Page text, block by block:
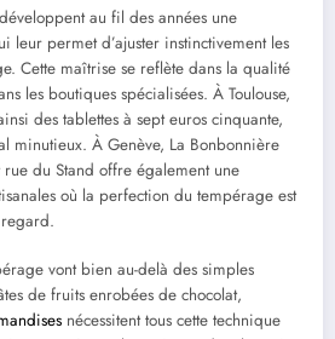
au fil des années une
leur permet d’ajuster instinctivement les
Cette maîtrise se reflète dans la qualité
les boutiques spécialisées. À Toulouse,
des tablettes à sept euros cinquante,
minutieux. À Genève, La Bonbonnière
du Stand offre également une
où la perfection du tempérage est
vont bien au-delà des simples
de fruits enrobées de chocolat,
nécessitent tous cette technique